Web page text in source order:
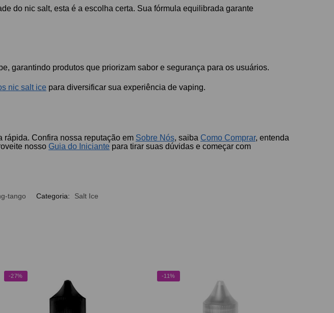
do nic salt, esta é a escolha certa. Sua fórmula equilibrada garante
garantindo produtos que priorizam sabor e segurança para os usuários.
nic salt ice para diversificar sua experiência de vaping.
rápida. Confira nossa reputação em Sobre Nós, saiba Como Comprar, entenda
nosso Guia do Iniciante para tirar suas dúvidas e começar com
tango Categoria: Salt Ice
-27% -11%